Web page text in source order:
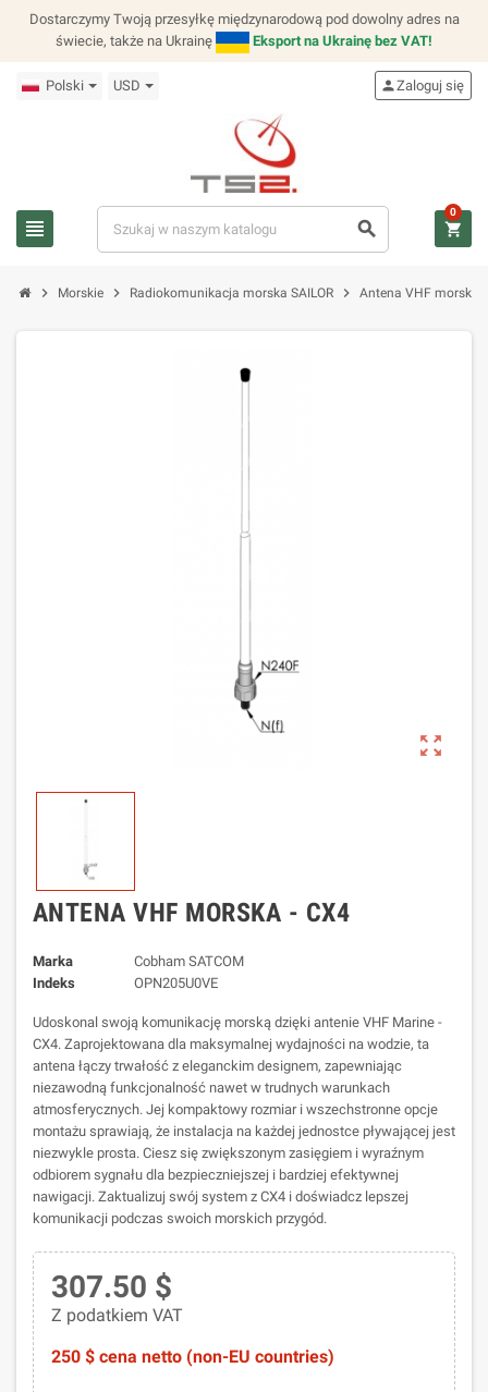
Dostarczymy Twoją przesyłkę międzynarodową pod dowolny adres na
świecie, także na Ukrainę
Eksport na Ukrainę bez VAT!
Polski USD
view_headline search
personZaloguj się
shopping_cart
0
chevron_right Morskie chevron_right Radiokomunikacja morska SAILOR chevron_right Antena VHF morska -
zoom_out_map
ANTENA VHF MORSKA - CX4
Marka
Cobham SATCOM
Indeks
OPN205U0VE
Udoskonal swoją komunikację morską dzięki antenie VHF Marine -
CX4. Zaprojektowana dla maksymalnej wydajności na wodzie, ta
antena łączy trwałość z eleganckim designem, zapewniając
niezawodną funkcjonalność nawet w trudnych warunkach
atmosferycznych. Jej kompaktowy rozmiar i wszechstronne opcje
montażu sprawiają, że instalacja na każdej jednostce pływającej jest
niezwykle prosta. Ciesz się zwiększonym zasięgiem i wyraźnym
odbiorem sygnału dla bezpieczniejszej i bardziej efektywnej
nawigacji. Zaktualizuj swój system z CX4 i doświadcz lepszej
komunikacji podczas swoich morskich przygód.
307.50 $
Z podatkiem VAT
250 $ cena netto (non-EU countries)